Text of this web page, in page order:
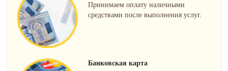
Принимаем оплату наличными
средствами после выполнения услуг.
Банковская карта